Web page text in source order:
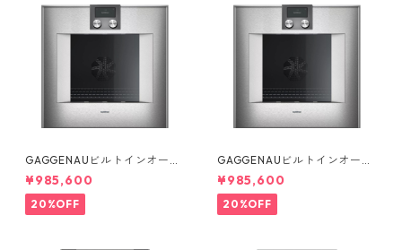
GAGGENAUビルトインオーブ
ン：BO 440 412 (右吊元)
¥985,600
20%OFF
GAGGENAUビルトインオーブ
ン：BO 441 412 (左吊元)
¥985,600
20%OFF